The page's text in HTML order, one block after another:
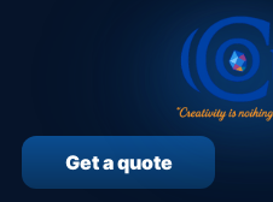
Get a quote